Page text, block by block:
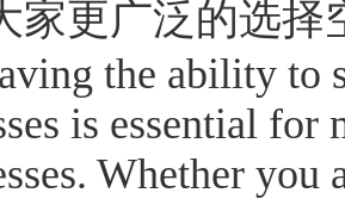
家更广泛的选择
the ability to
is essential
Whether you